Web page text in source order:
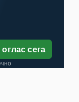
сега